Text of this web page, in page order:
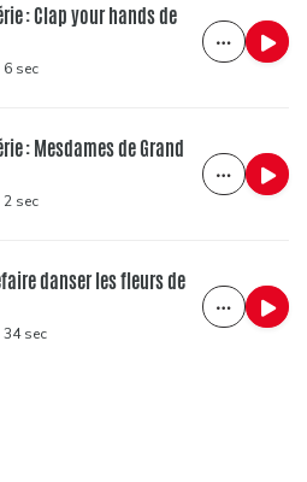
: Clap your hands de
6 sec
: Mesdames de Grand
2 sec
danser les fleurs de
34 sec